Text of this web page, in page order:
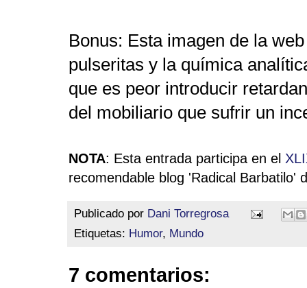
Bonus: Esta imagen de la
pulseritas y la química
que es peor introducir
del mobiliario que sufrir un
NOTA: Esta entrada participa en el
recomendable blog 'Radical Barbatilo'
Publicado por Dani Torregrosa
Etiquetas: Humor, Mundo
7 comentarios: